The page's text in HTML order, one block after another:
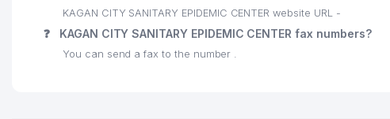
KAGAN CITY SANITARY EPIDEMIC CENTER website URL -
❓ KAGAN CITY SANITARY EPIDEMIC CENTER fax numbers?
You can send a fax to the number .